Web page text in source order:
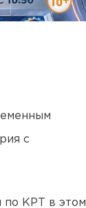
с
по КРТ в этом